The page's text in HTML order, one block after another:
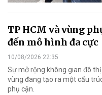
TP HCM và vùng
đến mô hình đa cực
10/08/2026 22:35
Sự mở rộng không gian đô
vùng đang tạo ra một cấu
phụ cận.